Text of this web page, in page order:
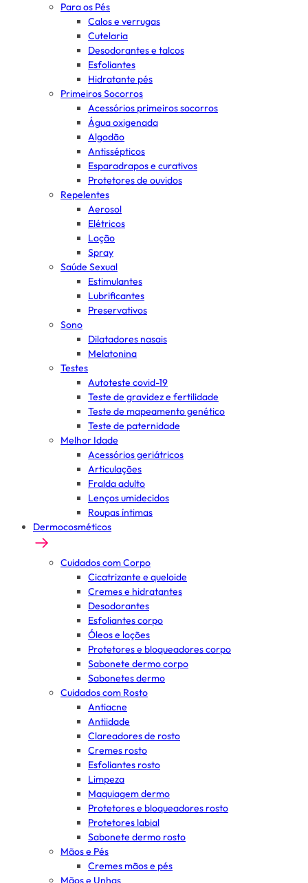
Para os Pés
Calos e verrugas
Cutelaria
Desodorantes e talcos
Esfoliantes
Hidratante pés
Primeiros Socorros
Acessórios primeiros socorros
Água oxigenada
Algodão
Antissépticos
Esparadrapos e curativos
Protetores de ouvidos
Repelentes
Aerosol
Elétricos
Loção
Spray
Saúde Sexual
Estimulantes
Lubrificantes
Preservativos
Sono
Dilatadores nasais
Melatonina
Testes
Autoteste covid-19
Teste de gravidez e fertilidade
Teste de mapeamento genético
Teste de paternidade
Melhor Idade
Acessórios geriátricos
Articulações
Fralda adulto
Lenços umidecidos
Roupas íntimas
Dermocosméticos
Cuidados com Corpo
Cicatrizante e queloide
Cremes e hidratantes
Desodorantes
Esfoliantes corpo
Óleos e loções
Protetores e bloqueadores corpo
Sabonete dermo corpo
Sabonetes dermo
Cuidados com Rosto
Antiacne
Antiidade
Clareadores de rosto
Cremes rosto
Esfoliantes rosto
Limpeza
Maquiagem dermo
Protetores e bloqueadores rosto
Protetores labial
Sabonete dermo rosto
Mãos e Pés
Cremes mãos e pés
Mãos e Unhas